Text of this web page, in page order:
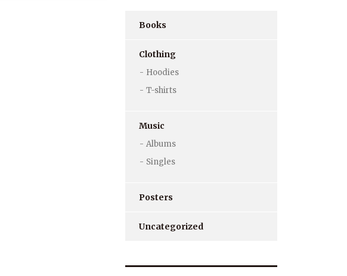
Books
Clothing
Hoodies
T-shirts
Music
Albums
Singles
Posters
Uncategorized